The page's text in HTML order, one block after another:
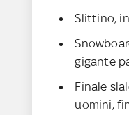
Slittino,
gigante
Finale
uomini,